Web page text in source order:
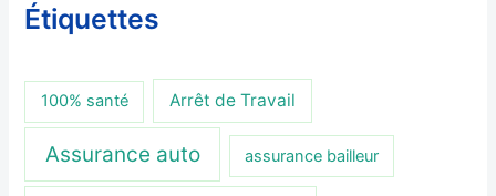
Étiquettes
100% santé Arrêt de Travail
Assurance auto assurance bailleur